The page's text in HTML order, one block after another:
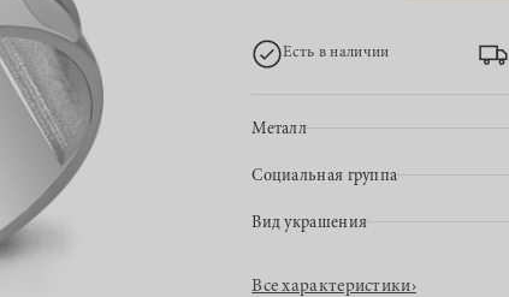
Есть в наличии
Металл
Социальная группа
Вид украшения
Все характеристики›